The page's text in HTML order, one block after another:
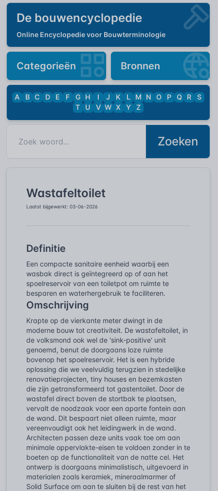
De bouwencyclopedie
Online Encyclopedie voor Bouwterminologie
Categorieën Bronnen
A B C D E F G H I J K L M N O P Q R
S
T
U V W X Y Z
Zoeken
Wastafeltoilet
Laatst bijgewerkt: 03-06-2026
Definitie
Een compacte sanitaire eenheid waarbij een
wasbak direct is geïntegreerd op of aan het
spoelreservoir van een toiletpot om ruimte te
besparen en waterhergebruik te faciliteren.
Omschrijving
Krapte op de vierkante meter dwingt in de
moderne bouw tot creativiteit. De wastafeltoilet, in
de volksmond ook wel de 'sink-positive' unit
genoemd, benut de doorgaans loze ruimte
bovenop het spoelreservoir. Het is een hybride
oplossing die we veelvuldig terugzien in stedelijke
renovatieprojecten, tiny houses en bezemkasten
die zijn getransformeerd tot gastentoilet. Door de
wastafel direct boven de stortbak te plaatsen,
vervalt de noodzaak voor een aparte fontein aan
de wand. Dit bespaart niet alleen ruimte, maar
vereenvoudigt ook het leidingwerk in de wand.
Architecten passen deze units vaak toe om aan
minimale oppervlakte-eisen te voldoen zonder in te
boeten op de functionaliteit van de natte cel. Het
ontwerp is doorgaans minimalistisch, uitgevoerd in
materialen zoals keramiek, mineraalmarmer of
Solid Surface om aan te sluiten bij de rest van het